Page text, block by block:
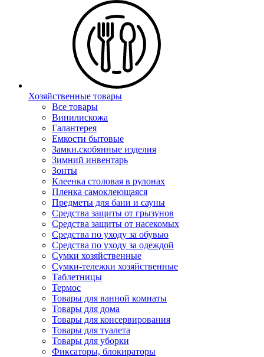
Хозяйственные товары
Все товары
Винилискожа
Галантерея
Емкости бытовые
Замки.скобянные изделия
Зимний инвентарь
Зонты
Клеенка столовая в рулонах
Пленка самоклеющаяся
Предметы для бани и сауны
Средства защиты от грызунов
Средства защиты от насекомых
Средства по уходу за обувью
Средства по уходу за одеждой
Сумки хозяйственные
Сумки-тележки хозяйственные
Таблетницы
Термос
Товары для ванной комнаты
Товары для дома
Товары для консервирования
Товары для туалета
Товары для уборки
Фиксаторы, блокираторы